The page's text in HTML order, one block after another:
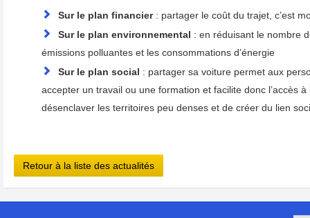
Sur le plan financier: partager le coût du trajet, c’est
Sur le plan environnemental : en réduisant le nombre
émissions polluantes et les consommations d’énergie
Sur le plan social : partager sa voiture permet aux
accepter un travail ou une formation et facilite donc l’accès
désenclaver les territoires peu denses et de créer du lien
Retour à la liste des actualités